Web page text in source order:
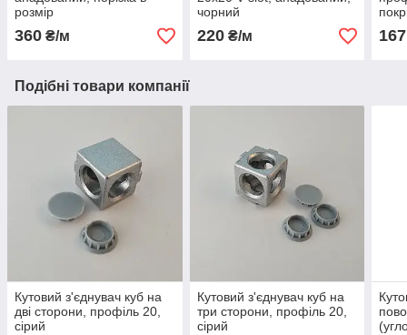
розмір
360 ₴/м
чорний
220₴/м 167
Подібні товари компанії
Кутовий з'єднувач куб на
дві сторони, профіль 20,
сірий
Кутовий з'єднувач куб на
три сторони, профіль 20,
сірий